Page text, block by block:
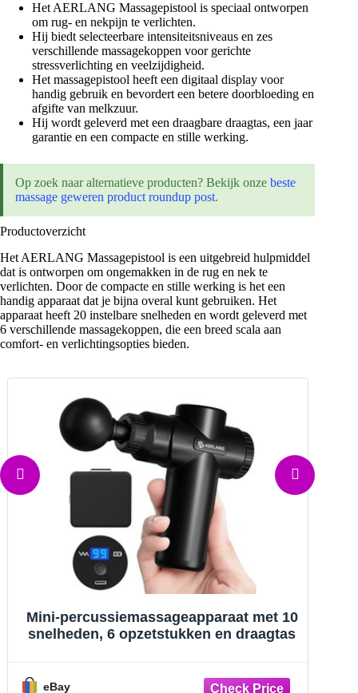
Het AERLANG Massagepistool is speciaal ontworpen
om rug- en nekpijn te verlichten.
Hij biedt selecteerbare intensiteitsniveaus en zes
verschillende massagekoppen voor gerichte
stressverlichting en veelzijdigheid.
Het massagepistool heeft een digitaal display voor
handig gebruik en bevordert een betere doorbloeding en
afgifte van melkzuur.
Hij wordt geleverd met een draagbare draagtas, een jaar
garantie en een compacte en stille werking.
Op zoek naar alternatieve producten? Bekijk onze beste
massage geweren product roundup post.
Productoverzicht
Het AERLANG Massagepistool is een uitgebreid hulpmiddel
dat is ontworpen om ongemakken in de rug en nek te
verlichten. Door de compacte en stille werking is het een
handig apparaat dat je bijna overal kunt gebruiken. Het
apparaat heeft 20 instelbare snelheden en wordt geleverd met
6 verschillende massagekoppen, die een breed scala aan
comfort- en verlichtingsopties bieden.
Nieuwe Aerlang-massagegun uit de
open doos, inclusief etui en 6
eBay